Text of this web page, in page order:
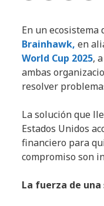
En un
Brainhawk, en
World Cup 2025,
ambas
resolver
La solución que
Estados Unidos
financiero para
compromiso son
La fuerza de